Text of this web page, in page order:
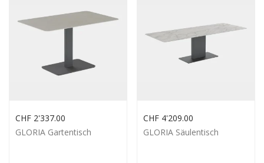
GLORIA Gartentisch
CHF 2'337.00
GLORIA Säulentisch
CHF 4'209.00